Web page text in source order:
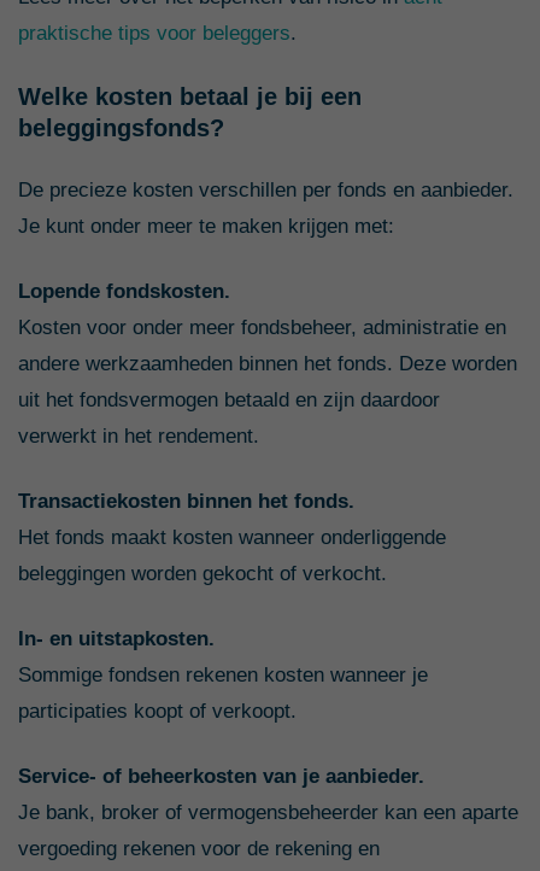
praktische tips voor beleggers.
Welke kosten betaal je bij een
beleggingsfonds?
De precieze kosten verschillen per fonds en aanbieder.
Je kunt onder meer te maken krijgen met:
Lopende fondskosten.
Kosten voor onder meer fondsbeheer, administratie en
andere werkzaamheden binnen het fonds. Deze worden
uit het fondsvermogen betaald en zijn daardoor
verwerkt in het rendement.
Transactiekosten binnen het fonds.
Het fonds maakt kosten wanneer onderliggende
beleggingen worden gekocht of verkocht.
In- en uitstapkosten.
Sommige fondsen rekenen kosten wanneer je
participaties koopt of verkoopt.
Service- of beheerkosten van je aanbieder.
Je bank, broker of vermogensbeheerder kan een aparte
vergoeding rekenen voor de rekening en